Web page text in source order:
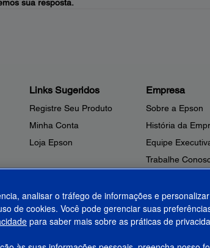
sua resposta.
Links Sugeridos
Registre Seu Produto
Minha Conta
Loja Epson
Empresa
Sobre a Epson
História da
Equipe
Trabalhe
Fale Conosco
Shakira + Epson
analisar o tráfego de informações e
de cookies. Você pode gerenciar suas
para saber mais sobre as práticas de